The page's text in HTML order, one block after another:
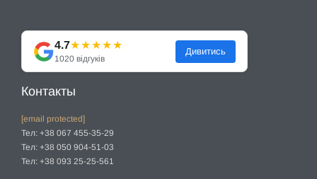
4.7★★★★★
1020 відгуків
Дивитись
Контакты
[email protected]
Тел: +38 067 455-35-29
Тел: +38 050 904-51-03
Тел: +38 093 25-25-561